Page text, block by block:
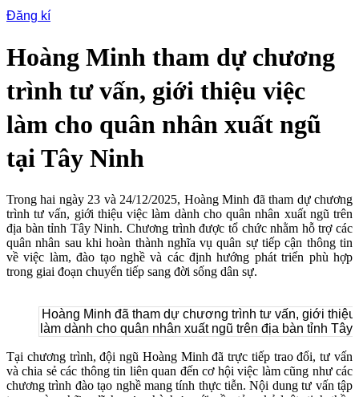
Đăng kí
Hoàng Minh tham dự chương
trình tư vấn, giới thiệu việc
làm cho quân nhân xuất ngũ
tại Tây Ninh
Trong hai ngày 23 và 24/12/2025, Hoàng Minh đã tham dự chương
trình tư vấn, giới thiệu việc làm dành cho quân nhân xuất ngũ trên
địa bàn tỉnh Tây Ninh. Chương trình được tổ chức nhằm hỗ trợ các
quân nhân sau khi hoàn thành nghĩa vụ quân sự tiếp cận thông tin
về việc làm, đào tạo nghề và các định hướng phát triển phù hợp
trong giai đoạn chuyển tiếp sang đời sống dân sự.
Hoàng Minh đã tham dự chương trình tư vấn, giới thiệu
làm dành cho quân nhân xuất ngũ trên địa bàn tỉnh Tây
Tại chương trình, đội ngũ Hoàng Minh đã trực tiếp trao đổi, tư vấn
và chia sẻ các thông tin liên quan đến cơ hội việc làm cũng như các
chương trình đào tạo nghề mang tính thực tiễn. Nội dung tư vấn tập